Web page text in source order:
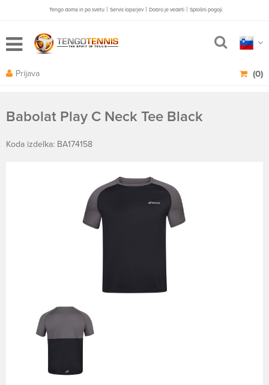
Tengo doma in po svetu | Servis loparjev | Dobro je vedeti | Splošni pogoji
(0)
Prijava
Babolat Play C Neck Tee Black
Koda izdelka: BA174158